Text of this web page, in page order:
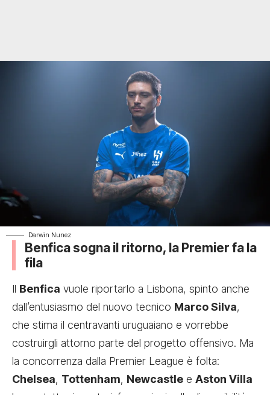
Darwin Nunez
Benfica sogna il ritorno, la Premier fa la
fila
Il Benfica vuole riportarlo a Lisbona, spinto anche
dall’entusiasmo del nuovo tecnico Marco Silva,
che stima il centravanti uruguaiano e vorrebbe
costruirgli attorno parte del progetto offensivo. Ma
la concorrenza dalla Premier League è folta:
Chelsea, Tottenham, Newcastle e Aston Villa